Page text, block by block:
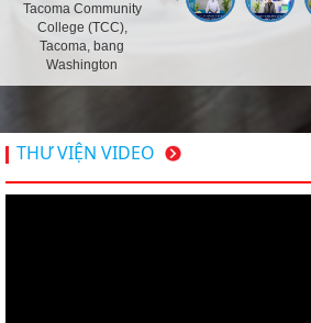
Tacoma Community
College (TCC),
Tacoma, bang
Washington
THƯ VIỆN VIDEO